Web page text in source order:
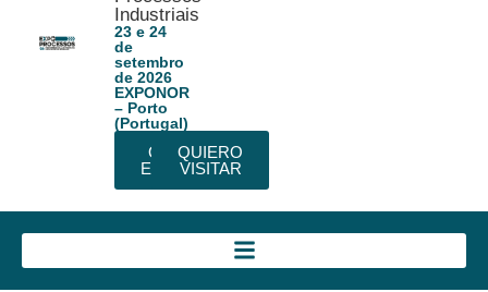
Industriais
23 e 24
de
setembro
de 2026
EXPONOR
– Porto
(Portugal)
QUIERO
EXPONER
QUIERO
VISITAR